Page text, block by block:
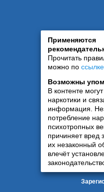
Применяются
Прочитать
можно по ссылке
Возможны
В контенте
наркотики и
информация.
потребление
психотропных
причиняет вред
их незаконный
влечёт